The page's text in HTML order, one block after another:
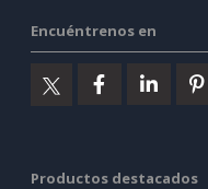
Encuéntrenos en
Productos destacados